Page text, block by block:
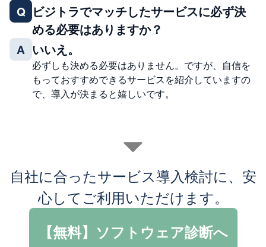
Q ビジトラでマッチしたサービスに必ず決
める必要はありますか？
A いいえ。
必ずしも決める必要はありません。ですが、自信を
もっておすすめできるサービスを紹介していますの
で、導入が決まると嬉しいです。
自社に合ったサービス導入検討に、安
心してご利用いただけます。
【無料】ソフトウェア診断へ